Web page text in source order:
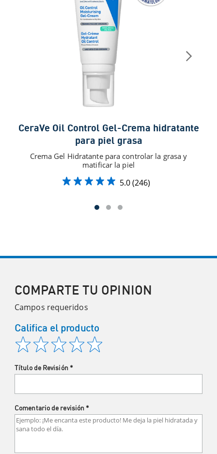
CeraVe Oil Control Gel-Crema hidratante
para piel grasa
Crema Gel Hidratante para controlar la grasa y
matificar la piel
5.0(246)
COMPARTE TU OPINION
Campos requeridos
Califica el producto
Título de Revisión *
Comentario de revisión *